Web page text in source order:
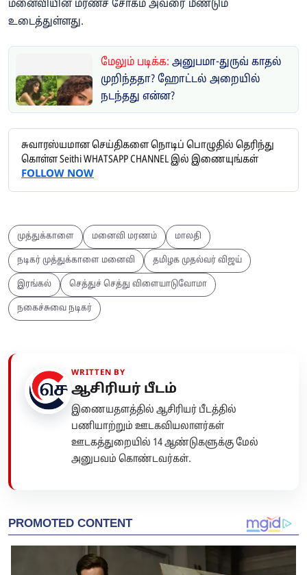
மனைவியின் மரணச் சோகம் அவரை மீண்டும்
உடைத்துள்ளது.
மேலும் படிக்க: அனுபமா-துருவ் காதல்
முறிந்ததா? ஹோட்டல் அறையில்
நடந்தது என்ன?
சுவாரஸ்யமான செய்திகளை நொடிப் பொழுதில் தெரிந்து
கொள்ள Seithi WHATSAPP CHANNEL இல் இணையுங்கள்
FOLLOW NOW
முத்துக்காளை மனைவி மரணம் மாலதி
நடிகர் முத்துக்காளை மனைவி தமிழக முதல்வர் விஜய்
இரங்கல் செத்துச் செத்து விளையாடுவோமா
நகைச்சுவை நடிகர்
WRITTEN BY
ஆசிரியர் பீடம்
இணையதளத்தில் ஆசிரியர் பீடத்தில்
பணியாற்றும் ஊடகவியலாளர்கள்
ஊடகத்துறையில் 14 ஆண்டுகளுக்கு மேல்
அனுபவம் கொண்டவர்கள்.